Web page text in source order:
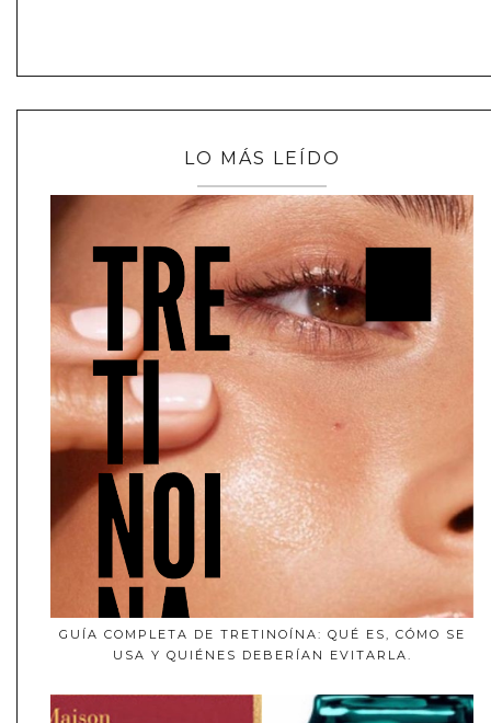
LO MÁS LEÍDO
GUÍA COMPLETA DE TRETINOÍNA: QUÉ ES, CÓMO SE
USA Y QUIÉNES DEBERÍAN EVITARLA.